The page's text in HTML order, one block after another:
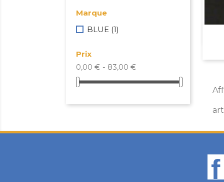
Marque
BLUE (1)
Prix
0,00 € - 83,00 €